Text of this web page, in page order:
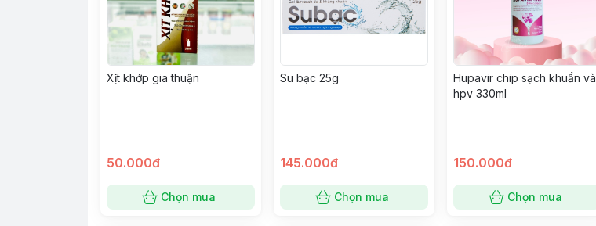
Xịt khớp gia thuận
50.000đ
Chọn mua
Su bạc 25g
145.000đ
Chọn mua
Hupavir chip sạch khuẩn và
hpv 330ml
150.000đ
Chọn mua